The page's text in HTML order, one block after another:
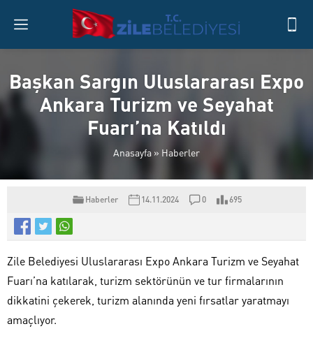
Başkan Sargın Uluslararası Expo
Ankara Turizm ve Seyahat
Fuarı’na Katıldı
Anasayfa » Haberler
Haberler 14.11.2024 0 695
Zile Belediyesi Uluslararası Expo Ankara Turizm ve Seyahat
Fuarı’na katılarak, turizm sektörünün ve tur firmalarının
dikkatini çekerek, turizm alanında yeni fırsatlar yaratmayı
amaçlıyor.